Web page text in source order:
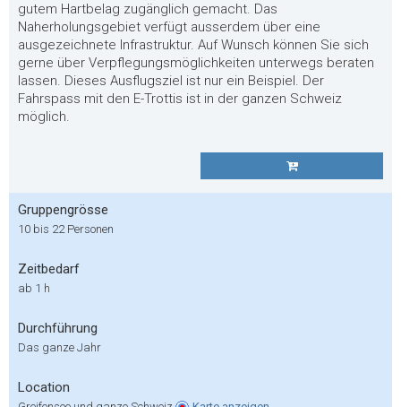
gutem Hartbelag zugänglich gemacht. Das
Naherholungsgebiet verfügt ausserdem über eine
ausgezeichnete Infrastruktur. Auf Wunsch können Sie sich
gerne über Verpflegungsmöglichkeiten unterwegs beraten
lassen. Dieses Ausflugsziel ist nur ein Beispiel. Der
Fahrspass mit den E-Trottis ist in der ganzen Schweiz
möglich.
Gruppengrösse
10 bis 22 Personen
Zeitbedarf
ab 1 h
Durchführung
Das ganze Jahr
Location